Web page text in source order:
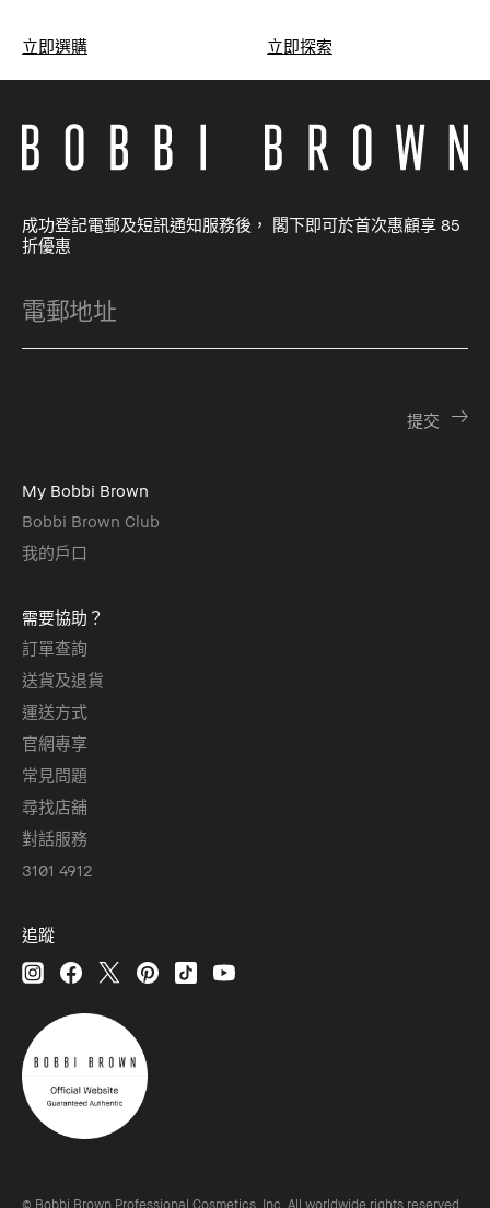
立即選購 立即探索
成功登記電郵及短訊通知服務後， 閣下即可於首次惠顧享 85
折優惠
My Bobbi Brown
Bobbi Brown Club
我的戶口
需要協助？
訂單查詢
送貨及退貨
運送方式
官網專享
常見問題
尋找店舖
對話服務
3101 4912
追蹤
© Bobbi Brown Professional Cosmetics, Inc. All worldwide rights reserved.